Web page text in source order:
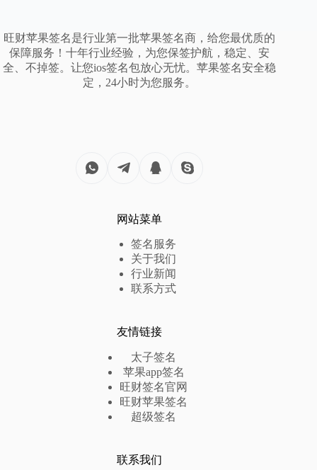
旺财苹果签名是行业第一批苹果签名商，给您最优质的
保障服务！十年行业经验，为您保签护航，稳定、安
全、不掉签。让您ios签名包放心无忧。苹果签名安全稳
定，24小时为您服务。
网站菜单
签名服务
关于我们
行业新闻
联系方式
友情链接
太子签名
苹果app签名
旺财签名官网
旺财苹果签名
超级签名
联系我们